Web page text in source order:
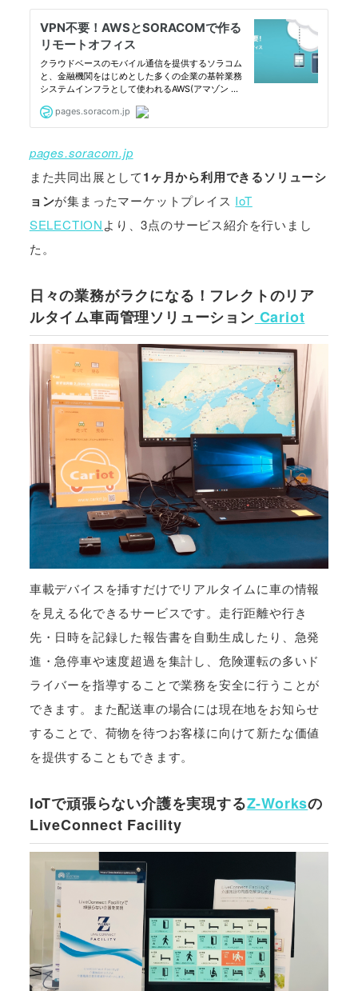
pages.soracom.jp
また共同出展として1ヶ月から利用できるソリューシ
ョンが集まったマーケットプレイス IoT
SELECTIONより、3点のサービス紹介を行いまし
た。
日々の業務がラクになる！フレクトのリア
ルタイム車両管理ソリューション Cariot
車載デバイスを挿すだけでリアルタイムに車の情報
を見える化できるサービスです。走行距離や行き
先・日時を記録した報告書を自動生成したり、急発
進・急停車や速度超過を集計し、危険運転の多いド
ライバーを指導することで業務を安全に行うことが
できます。また配送車の場合には現在地をお知らせ
することで、荷物を待つお客様に向けて新たな価値
を提供することもできます。
IoTで頑張らない介護を実現するZ-Worksの
LiveConnect Facility